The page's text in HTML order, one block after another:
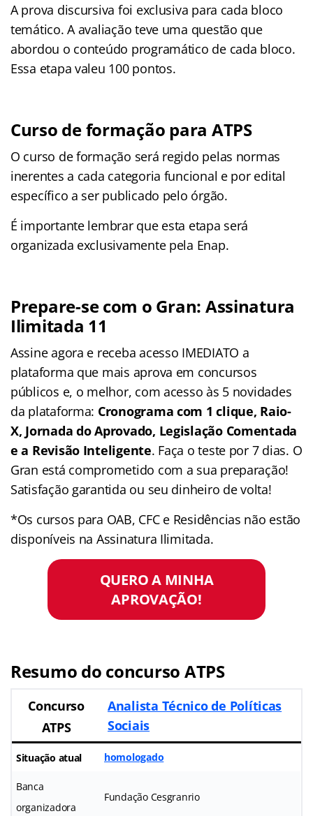
A prova discursiva foi exclusiva para cada bloco
temático. A avaliação teve uma questão que
abordou o conteúdo programático de cada bloco.
Essa etapa valeu 100 pontos.
Curso de formação para ATPS
O curso de formação será regido pelas normas
inerentes a cada categoria funcional e por edital
específico a ser publicado pelo órgão.
É importante lembrar que esta etapa será
organizada exclusivamente pela Enap.
Prepare-se com o Gran: Assinatura
Ilimitada 11
Assine agora e receba acesso IMEDIATO a
plataforma que mais aprova em concursos
públicos e, o melhor, com acesso às 5 novidades
da plataforma: Cronograma com 1 clique, Raio-
X, Jornada do Aprovado, Legislação Comentada
e a Revisão Inteligente. Faça o teste por 7 dias. O
Gran está comprometido com a sua preparação!
Satisfação garantida ou seu dinheiro de volta!
*Os cursos para OAB, CFC e Residências não estão
disponíveis na Assinatura Ilimitada.
QUERO A MINHA
APROVAÇÃO!
Resumo do concurso ATPS
Concurso
ATPS
Analista Técnico de Políticas
Sociais
Situação atual homologado
Banca
organizadora
Fundação Cesgranrio